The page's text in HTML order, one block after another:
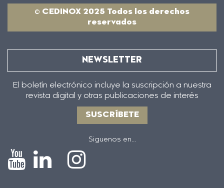
© CEDINOX 2025 Todos los derechos
reservados
NEWSLETTER
El boletín electrónico incluye la suscripción a nuestra
revista digital y otras publicaciones de interés
SUSCRÍBETE
Siguenos en...
Icono
Icono
IconoIcono